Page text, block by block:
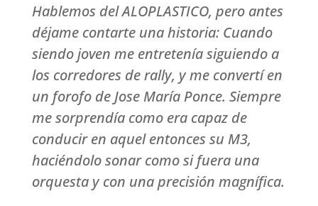
Hablemos del ALOPLASTICO, pero antes
déjame contarte una historia: Cuando
siendo joven me entretenía siguiendo a
los corredores de rally, y me convertí en
un forofo de Jose María Ponce. Siempre
me sorprendía como era capaz de
conducir en aquel entonces su M3,
haciéndolo sonar como si fuera una
orquesta y con una precisión magnífica.